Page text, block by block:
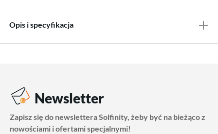
Opis i specyfikacja
Newsletter
Zapisz się do newslettera Solfinity, żeby być na bieżąco z
nowościami i ofertami specjalnymi!